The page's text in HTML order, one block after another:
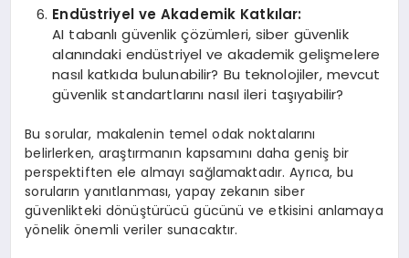
Endüstriyel ve Akademik Katkılar:
AI tabanlı güvenlik çözümleri, siber güvenlik
alanındaki endüstriyel ve akademik gelişmelere
nasıl katkıda bulunabilir? Bu teknolojiler, mevcut
güvenlik standartlarını nasıl ileri taşıyabilir?
Bu sorular, makalenin temel odak noktalarını
belirlerken, araştırmanın kapsamını daha geniş bir
perspektiften ele almayı sağlamaktadır. Ayrıca, bu
soruların yanıtlanması, yapay zekanın siber
güvenlikteki dönüştürücü gücünü ve etkisini anlamaya
yönelik önemli veriler sunacaktır.